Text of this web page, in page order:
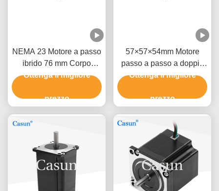
NEMA 23 Motore a passo
ibrido 76 mm Corpo
1.5N.M Per la macchina
Ottenga il migliore
prezzo
57×57×54mm Motore
passo a passo a doppio
albero 1.0A 0.9N.m
di precisione
Ottenga il migliore
prezzo